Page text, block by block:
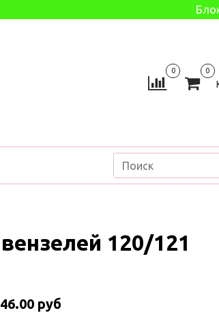
0 0
120/121
руб